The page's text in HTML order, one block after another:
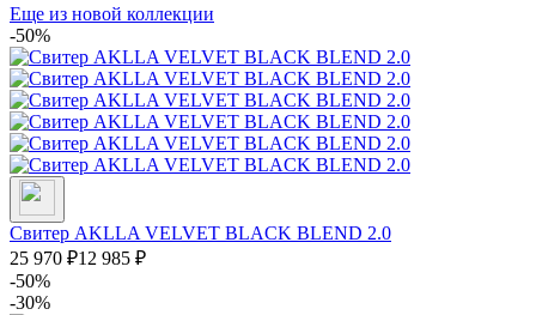
Еще из новой коллекции
-50%
Свитер AKLLA VELVET BLACK BLEND 2.0
25 970 ₽12 985 ₽
-50%
-30%